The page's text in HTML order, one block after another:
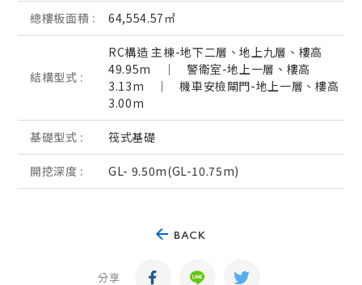
總樓板面積 : 64,554.57㎡
結構型式 :
RC構造 主棟-地下二層、地上九層、樓高
49.95m ｜ 警衛室-地上一層、樓高
3.13m ｜ 機車安檢閘門-地上一層、樓高
3.00m
基礎型式 : 筏式基礎
開挖深度 : GL- 9.50m(GL-10.75m)
BACK
分享